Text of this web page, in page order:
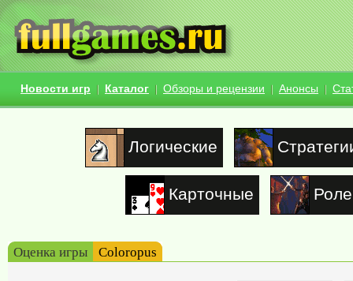
Новости игр Каталог Обзоры и рецензии Анонсы
Логические
Карточные
Оценка игры Coloropus